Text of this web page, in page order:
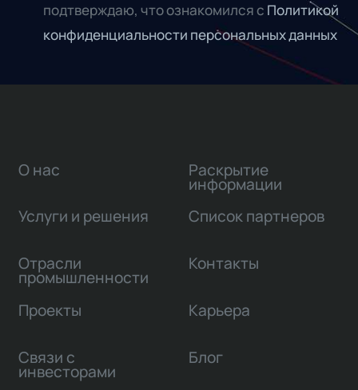
подтверждаю, что ознакомился с Политикой
конфиденциальности персональных данных
О нас
Услуги и решения
Отрасли
промышленности
Проекты
Связи с
инвесторами
Раскрытие
информации
Список партнеров
Контакты
Карьера
Блог